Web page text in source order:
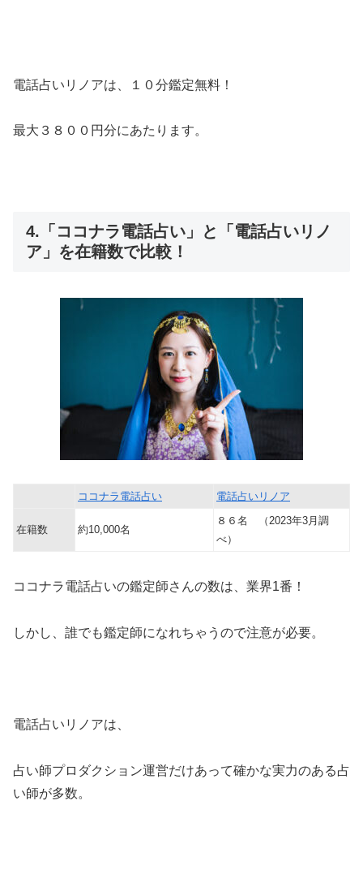
電話占いリノアは、１０分鑑定無料！
最大３８００円分にあたります。
4.「ココナラ電話占い」と「電話占いリノ
ア」を在籍数で比較！
ココナラ電話占い 電話占いリノア
在籍数 約10,000名
８６名 （2023年3月調
べ）
ココナラ電話占いの鑑定師さんの数は、業界1番！
しかし、誰でも鑑定師になれちゃうので注意が必要。
電話占いリノアは、
占い師プロダクション運営だけあって確かな実力のある占
い師が多数。